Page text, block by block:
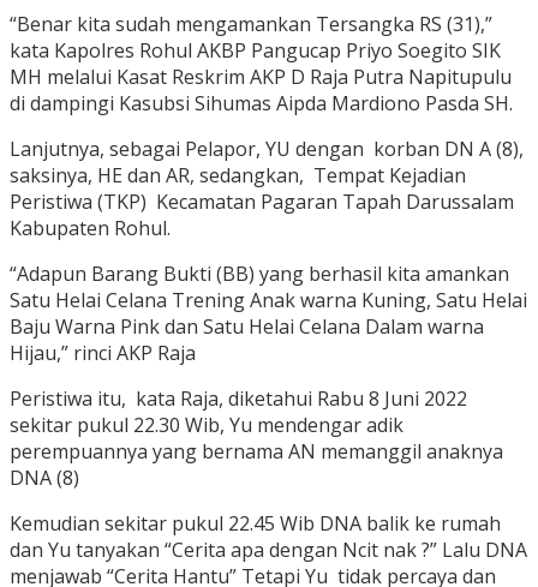
“Benar kita sudah mengamankan Tersangka RS (31),”
kata Kapolres Rohul AKBP Pangucap Priyo Soegito SIK
MH melalui Kasat Reskrim AKP D Raja Putra Napitupulu
di dampingi Kasubsi Sihumas Aipda Mardiono Pasda SH.
Lanjutnya, sebagai Pelapor, YU dengan korban DN A (8),
saksinya, HE dan AR, sedangkan, Tempat Kejadian
Peristiwa (TKP) Kecamatan Pagaran Tapah Darussalam
Kabupaten Rohul.
“Adapun Barang Bukti (BB) yang berhasil kita amankan
Satu Helai Celana Trening Anak warna Kuning, Satu Helai
Baju Warna Pink dan Satu Helai Celana Dalam warna
Hijau,” rinci AKP Raja
Peristiwa itu, kata Raja, diketahui Rabu 8 Juni 2022
sekitar pukul 22.30 Wib, Yu mendengar adik
perempuannya yang bernama AN memanggil anaknya
DNA (8)
Kemudian sekitar pukul 22.45 Wib DNA balik ke rumah
dan Yu tanyakan “Cerita apa dengan Ncit nak ?” Lalu DNA
menjawab “Cerita Hantu” Tetapi Yu tidak percaya dan